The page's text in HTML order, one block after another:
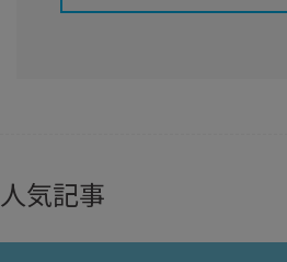
人気記事